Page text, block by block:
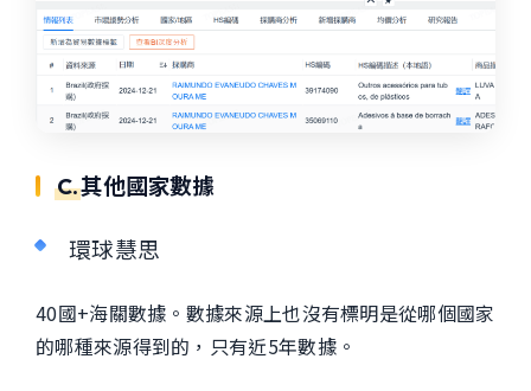
C.其他國家數據
環球慧思
40國+海關數據。數據來源上也沒有標明是從哪個國家
的哪種來源得到的，只有近5年數據。